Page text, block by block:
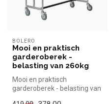
BOLERO
Mooi en praktisch
garderoberek -
belasting van 260kg
Mooi en praktisch
garderoberek - belasting van